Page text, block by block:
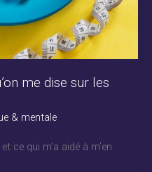
me dise sur les
& mentale
ce qui m’a aidé à m’en